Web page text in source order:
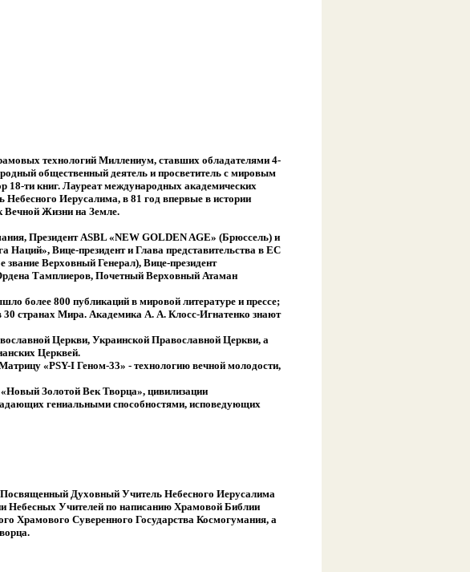
технологий Миллениум, ставших обладателями 4-
общественный деятель и просветитель с мировым
ти книг. Лауреат международных академических
Иерусалима, в 81 год впервые в истории
Вечной Жизни на Земле.
Президент ASBL «NEW GOLDEN AGE» (Брюссель) и
Вице-президент и Глава представительства в ЕС
Верховный Генерал), Вице-президент
Тамплиеров, Почетный Верховный Атаман
более 800 публикаций в мировой литературе и прессе;
30 странах Мира. Академика А. А. Клосс-Игнатенко знают
Церкви, Украинской Православной Церкви, а
Церквей.
«PSY-I Геном-33» - технологию вечной молодости,
Золотой Век Творца», цивилизации
гениальными способностями, исповедующих
Духовный Учитель Небесного Иерусалима
Небесных Учителей по написанию Храмовой Библии
Храмового Суверенного Государства Космогумания, а